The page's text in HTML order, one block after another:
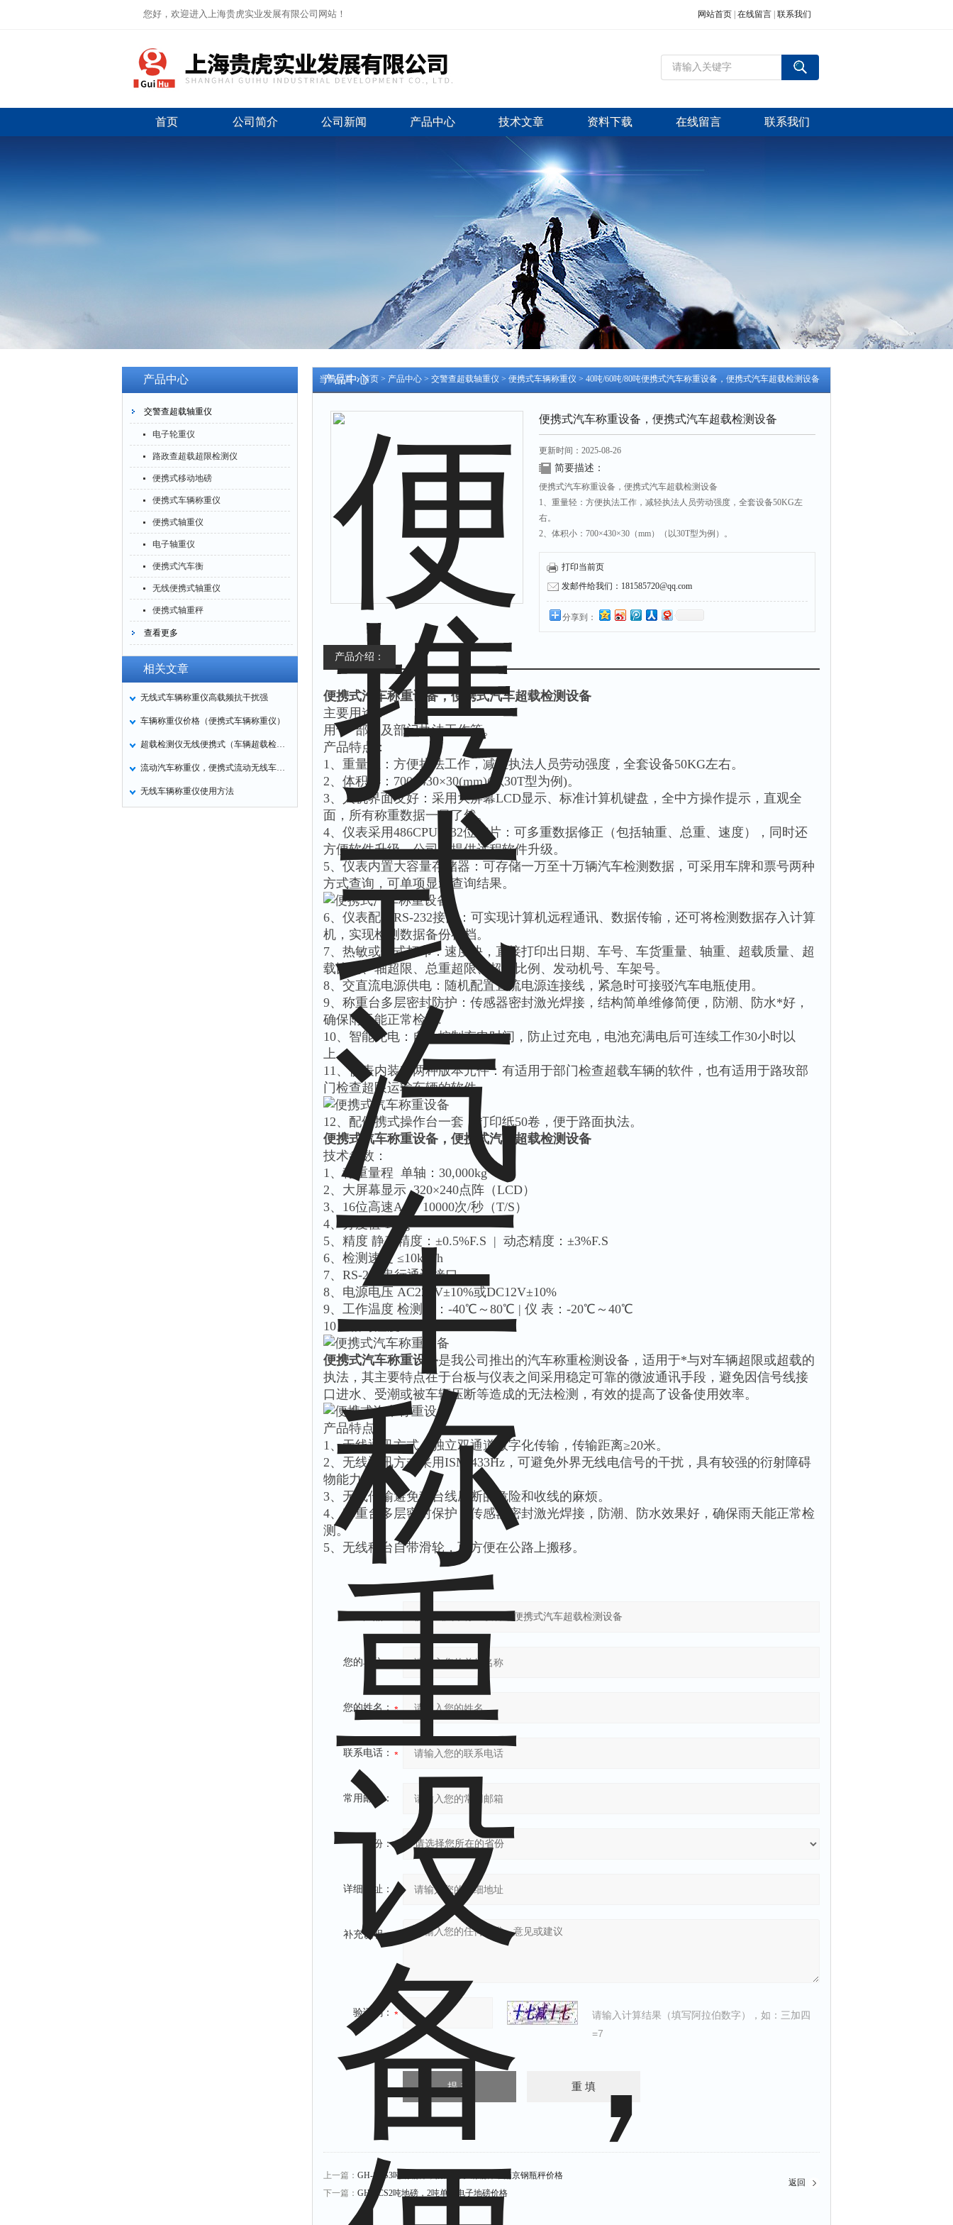
您好，欢迎进入上海贵虎实业发展有限公司网站！ 网站首页 在线留言 联系我们
首页 公司简介 公司新闻 产品中心 技术文章 资料下载 在线留言 联系我们
产品中心
交警查超载轴重仪
电子轮重仪
路政查超载超限检测仪
便携式移动地磅
便携式车辆称重仪
便携式轴重仪
电子轴重仪
便携式汽车衡
无线便携式轴重仪
便携式轴重秤
查看更多
相关文章
无线式车辆称重仪高载频抗干扰强
车辆称重仪价格（便携式车辆称重仪）
超载检测仪无线便携式（车辆超载检测用）
流动汽车称重仪，便携式流动无线车辆称重仪
无线车辆称重仪使用方法
当前位置：首页 > 产品中心 > 交警查超载轴重仪 > 便携式车辆称重仪 > 40吨/60吨/80吨便携式汽车称重设备，便携式汽车超载检测设备
产品中心
便携式汽车称重设备，便携式汽车超载检测设备
更新时间：2025-08-26
简要描述：
便携式汽车称重设备，便携式汽车超载检测设备
1、重量轻：方便执法工作，减轻执法人员劳动强度，全套设备50KG左
右。
2、体积小：700×430×30（mm）（以30T型为例）。
示，直观全面，所有称重数据一目了然。
打印当前页
发邮件给我们：181585720@qq.com
分享到：
产品介绍：
便携式汽车称重设备，便携式汽车超载检测设备
主要用途：
用于*部门及部门执法工作等。
产品特点：
1、重量轻：方便执法工作，减轻执法人员劳动强度，全套设备50KG左右。
2、体积小：700×430×30(mm)(以30T型为例)。
3、人机界面友好：采用大屏幕LCD显示、标准计算机键盘，全中方操作提示，直观全
面，所有称重数据一目了然。
4、仪表采用486CPU、32位芯片：可多重数据修正（包括轴重、总重、速度），同时还
方便软件升级，公司可提供远程软件升级。
5、仪表内置大容量存储器：可存储一万至十万辆汽车检测数据，可采用车牌和票号两种
方式查询，可单项显示查询结果。
6、仪表配备RS-232接口：可实现计算机远程通讯、数据传输，还可将检测数据存入计算
机，实现检测数据备份存档。
7、热敏或针式打印：速度快，直接打印出日期、车号、车货重量、轴重、超载质量、超
载比例、轴超限、总重超限、超限比例、发动机号、车架号。
8、交直流电源供电：随机配置直流电源连接线，紧急时可接驳汽车电瓶使用。
9、称重台多层密封防护：传感器密封激光焊接，结构简单维修简便，防潮、防水*好，
确保雨天能正常检测.
10、智能充电：自动控制充电时间，防止过充电，电池充满电后可连续工作30小时以
上。
11、仪表内装有两种版本元件：有适用于部门检查超载车辆的软件，也有适用于路玫部
门检查超限运输车辆的软件。
12、配便携式操作台一套，打印纸50卷，便于路面执法。
便携式汽车称重设备，便携式汽车超载检测设备
技术参数：
1、称重量程 单轴：30,000kg
2、大屏幕显示 320×240点阵（LCD）
3、16位高速A/D 10000次/秒（T/S）
4、分度值 10kg
5、精度 静态精度：±0.5%F.S | 动态精度：±3%F.S
6、检测速度 ≤10km/h
7、RS-232串行通讯接口
8、电源电压 AC220V±10%或DC12V±10%
9、工作温度 检测台：-40℃～80℃ | 仪 表：-20℃～40℃
10、相对湿度 ≤95%
便携式汽车称重设备是我公司推出的汽车称重检测设备，适用于*与对车辆超限或超载的
执法，其主要特点在于台板与仪表之间采用稳定可靠的微波通讯手段，避免因信号线接
口进水、受潮或被车辆压断等造成的无法检测，有效的提高了设备使用效率。
产品特点：
1、无线通讯方式，独立双通道数字化传输，传输距离≥20米。
2、无线通讯方式采用ISM 433Hz，可避免外界无线电信号的干扰，具有较强的衍射障碍
物能力。
3、无线传输避免秤台线压断的危险和收线的麻烦。
4、称重台多层密封保护，传感器密封激光焊接，防潮、防水效果好，确保雨天能正常检
测。
5、无线秤台自带滑轮，可方便在公路上搬移。
您的单位：
您的姓名：
联系电话：
常用邮箱：
省份：
详细地址：
补充说明：
验证码：
请输入计算结果（填写阿拉伯数字），如：三加四
=7
上一篇： GH-SCS3吨钢瓶秤，防爆电子钢瓶秤，南京钢瓶秤价格
下一篇： GH-SCS2吨地磅，2吨单层电子地磅价格
返回